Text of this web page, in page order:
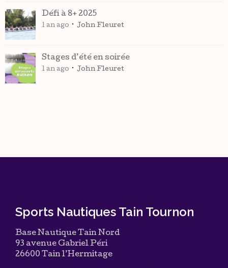
Défi à 8+ 2025
1 an ago John Fleuret
Stages d’été en soirée
1 an ago John Fleuret
Sports Nautiques Tain Tournon
Base Nautique Tain Nord
93 avenue Gabriel Péri
26600 Tain l’Hermitage